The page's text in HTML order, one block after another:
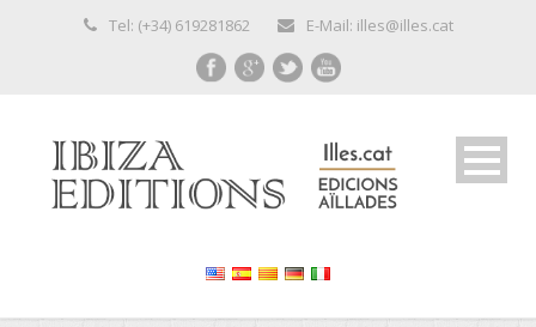
Tel: (+34) 619281862 E-Mail: illes@illes.cat